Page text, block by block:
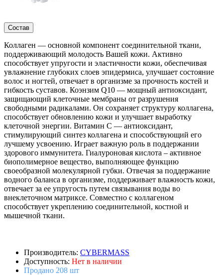
Состав
Коллаген — основной компонент соединительной ткани,
поддерживающий молодость Вашей кожи. Активно
способствует упругости и эластичности кожи, обеспечивая
увлажнение глубоких слоев эпидермиса, улучшает состояние
волос и ногтей, отвечает в организме за прочность костей и
гибкость суставов. Коэнзим Q10 — мощный антиоксидант,
защищающий клеточные мембраны от разрушения
свободными радикалами. Он сохраняет структуру коллагена,
способствует обновлению кожи и улучшает выработку
клеточной энергии. Витамин С — антиоксидант,
стимулирующий синтез коллагена и способствующий его
лучшему усвоению. Играет важную роль в поддержании
здорового иммунитета. Гиалуроновая кислота – активное
биополимерное вещество, выполняющее функцию
своеобразной молекулярной губки. Отвечая за поддержание
водного баланса в организме, поддерживает влажность кожи,
отвечает за ее упругость путем связывания воды во
внеклеточном матриксе. Совместно с коллагеном
способствует укреплению соединительной, костной и
мышечной ткани.
Производитель: CYBERMASS
Доступность: Нет в наличии
Продано 208 шт